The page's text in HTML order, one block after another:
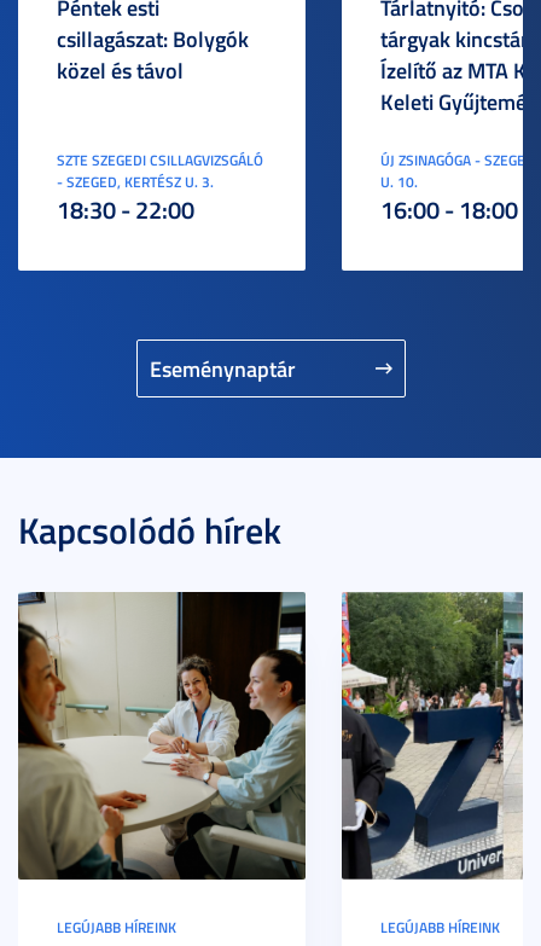
Eseménynaptár
Péntek esti
csillagászat: Bolygók
közel és távol
SZTE SZEGEDI CSILLAGVIZSGÁLÓ
- SZEGED, KERTÉSZ U. 3.
18:30 - 22:00
Tárlatnyitó:
tárgyak
Ízelítő az MTA
Keleti
ÚJ ZSINAGÓGA -
U. 10.
16:00 - 18:00
Kapcsolódó hírek
LEGÚJABB HÍREINK LEGÚJABB HÍREINK